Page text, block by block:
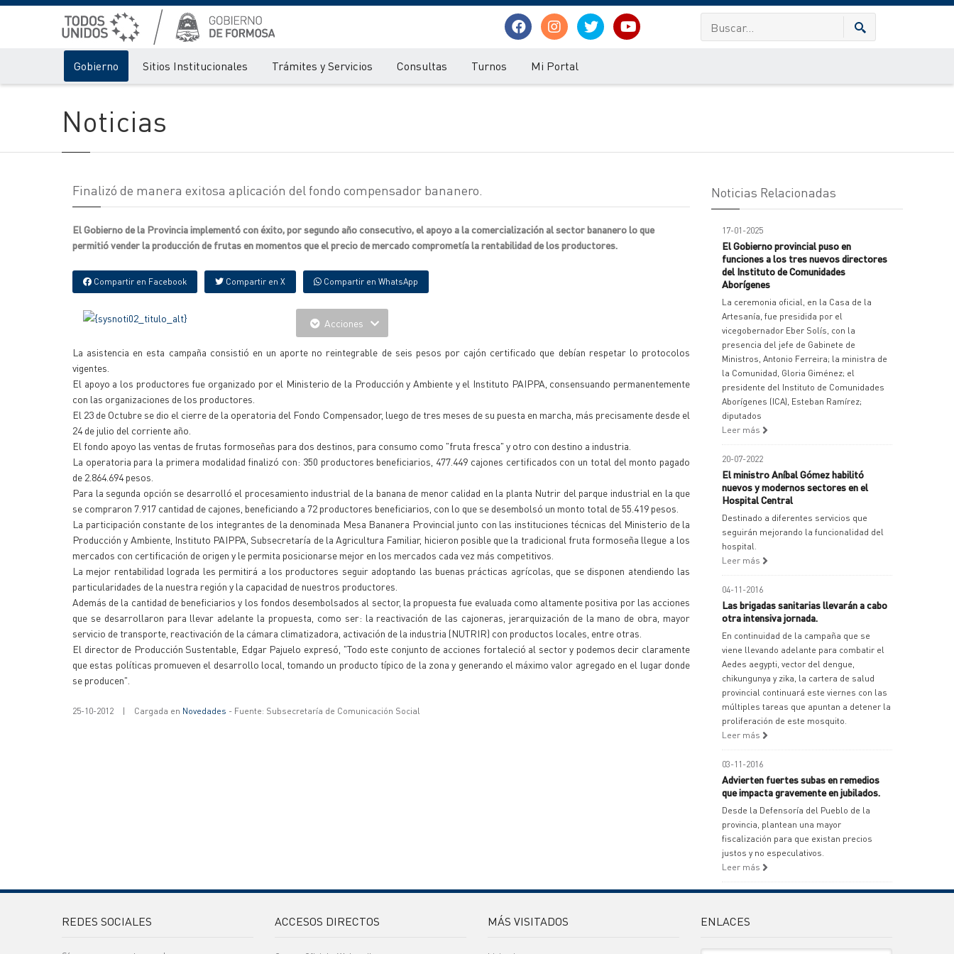
Gobierno Sitios Institucionales Trámites y Servicios Consultas Turnos Mi Portal
Noticias
Finalizó de manera exitosa aplicación del fondo compensador bananero.
El Gobierno de la Provincia implementó con éxito, por segundo año consecutivo, el apoyo a la comercialización al sector bananero lo que
permitió vender la producción de frutas en momentos que el precio de mercado comprometía la rentabilidad de los productores.
Compartir en Facebook Compartir en X Compartir en WhatsApp
Acciones
La asistencia en esta campaña consistió en un aporte no reintegrable de seis pesos por cajón certificado que debían respetar lo protocolos
vigentes.
El apoyo a los productores fue organizado por el Ministerio de la Producción y Ambiente y el Instituto PAIPPA, consensuando permanentemente
con las organizaciones de los productores.
El 23 de Octubre se dio el cierre de la operatoria del Fondo Compensador, luego de tres meses de su puesta en marcha, más precisamente desde el
24 de julio del corriente año.
El fondo apoyo las ventas de frutas formoseñas para dos destinos, para consumo como "fruta fresca" y otro con destino a industria.
La operatoria para la primera modalidad finalizó con: 350 productores beneficiarios, 477.449 cajones certificados con un total del monto pagado
de 2.864.694 pesos.
Para la segunda opción se desarrolló el procesamiento industrial de la banana de menor calidad en la planta Nutrir del parque industrial en la que
se compraron 7.917 cantidad de cajones, beneficiando a 72 productores beneficiarios, con lo que se desembolsó un monto total de 55.419 pesos.
La participación constante de los integrantes de la denominada Mesa Bananera Provincial junto con las instituciones técnicas del Ministerio de la
Producción y Ambiente, Instituto PAIPPA, Subsecretaría de la Agricultura Familiar, hicieron posible que la tradicional fruta formoseña llegue a los
mercados con certificación de origen y le permita posicionarse mejor en los mercados cada vez más competitivos.
La mejor rentabilidad lograda les permitirá a los productores seguir adoptando las buenas prácticas agrícolas, que se disponen atendiendo las
particularidades de la nuestra región y la capacidad de nuestros productores.
Además de la cantidad de beneficiarios y los fondos desembolsados al sector, la propuesta fue evaluada como altamente positiva por las acciones
que se desarrollaron para llevar adelante la propuesta, como ser: la reactivación de las cajoneras, jerarquización de la mano de obra, mayor
servicio de transporte, reactivación de la cámara climatizadora, activación de la industria (NUTRIR) con productos locales, entre otras.
El director de Producción Sustentable, Edgar Pajuelo expresó, "Todo este conjunto de acciones fortaleció al sector y podemos decir claramente
que estas políticas promueven el desarrollo local, tomando un producto típico de la zona y generando el máximo valor agregado en el lugar donde
se producen".
25-10-2012 | Cargada en Novedades - Fuente: Subsecretaría de Comunicación Social
Noticias Relacionadas
17-01-2025
El Gobierno provincial puso en
funciones a los tres nuevos directores
del Instituto de Comunidades
Aborígenes
La ceremonia oficial, en la Casa de la
Artesanía, fue presidida por el
vicegobernador Eber Solís, con la
presencia del jefe de Gabinete de
Ministros, Antonio Ferreira; la ministra de
la Comunidad, Gloria Giménez; el
presidente del Instituto de Comunidades
Aborígenes (ICA), Esteban Ramírez;
diputados
Leer más
20-07-2022
El ministro Aníbal Gómez habilitó
nuevos y modernos sectores en el
Hospital Central
Destinado a diferentes servicios que
seguirán mejorando la funcionalidad del
hospital.
Leer más
04-11-2016
Las brigadas sanitarias llevarán a cabo
otra intensiva jornada.
En continuidad de la campaña que se
viene llevando adelante para combatir el
Aedes aegypti, vector del dengue,
chikungunya y zika, la cartera de salud
provincial continuará este viernes con las
múltiples tareas que apuntan a detener la
proliferación de este mosquito.
Leer más
03-11-2016
Advierten fuertes subas en remedios
que impacta gravemente en jubilados.
Desde la Defensoría del Pueblo de la
provincia, plantean una mayor
fiscalización para que existan precios
justos y no especulativos.
Leer más
REDES SOCIALES ACCESOS DIRECTOS MÁS VISITADOS ENLACES